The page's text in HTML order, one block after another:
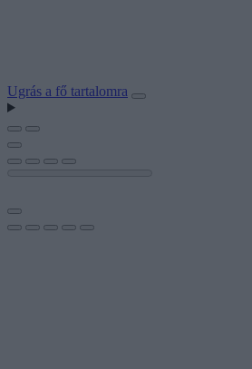
Ugrás a fő tartalomra